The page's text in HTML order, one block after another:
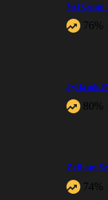
Val Cenis
76%
Jyllands
80%
Zell am
74%